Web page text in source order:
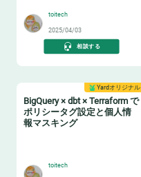
toitech
2025/04/03
相談する
Yardオリジナル
BigQuery × dbt × Terraform で
ポリシータグ設定と個人情
報マスキング
toitech